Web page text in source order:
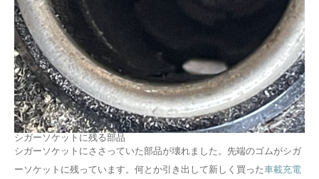
シガーソケットに残る部品
シガーソケットにささっていた部品が壊れました。先端のゴムがシガ
ーソケットに残っています。何とか引き出して新しく買った車載充電